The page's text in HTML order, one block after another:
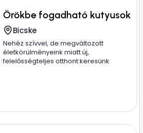
Örökbe fogadható kutyusok
Bicske
Nehéz szívvel, de megváltozott
életkörülményeink miatt új,
felelősségteljes otthont keresünk